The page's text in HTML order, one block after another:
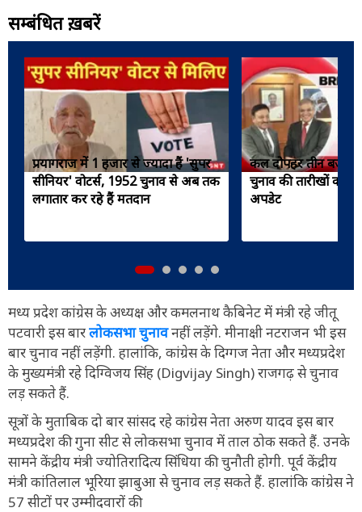
सम्बंधित ख़बरें
प्रयागराज में 1 हजार से ज्यादा हैं 'सुपर
सीनियर' वोटर्स, 1952 चुनाव से अब तक
लगातार कर रहे हैं मतदान
कल दोपहर तीन बजे
चुनाव की तारीखों का
अपडेट
मध्य प्रदेश कांग्रेस के अध्यक्ष और कमलनाथ कैबिनेट में मंत्री रहे जीतू
पटवारी इस बारलोकसभा चुनावनहीं लड़ेंगे. मीनाक्षी नटराजन भी इस
बार चुनाव नहीं लड़ेंगी. हालांकि, कांग्रेस के दिग्गज नेता और मध्यप्रदेश
के मुख्यमंत्री रहे दिग्विजय सिंह (Digvijay Singh) राजगढ़ से चुनाव
लड़ सकते हैं.
सूत्रों के मुताबिक दो बार सांसद रहे कांग्रेस नेता अरुण यादव इस बार
मध्यप्रदेश की गुना सीट से लोकसभा चुनाव में ताल ठोक सकते हैं. उनके
सामने केंद्रीय मंत्री ज्योतिरादित्य सिंधिया की चुनौती होगी. पूर्व केंद्रीय
मंत्री कांतिलाल भूरिया झाबुआ से चुनाव लड़ सकते हैं. हालांकि कांग्रेस ने
57 सीटों पर उम्मीदवारों की